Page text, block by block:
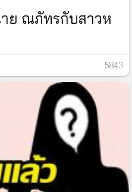
ย ณภัทรกับสาวห
: 5843